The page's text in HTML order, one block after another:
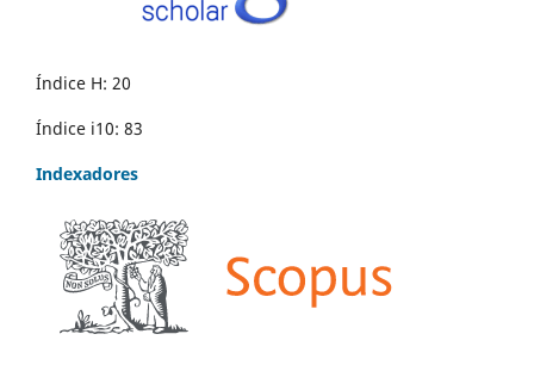
Índice H: 20
Índice i10: 83
Indexadores